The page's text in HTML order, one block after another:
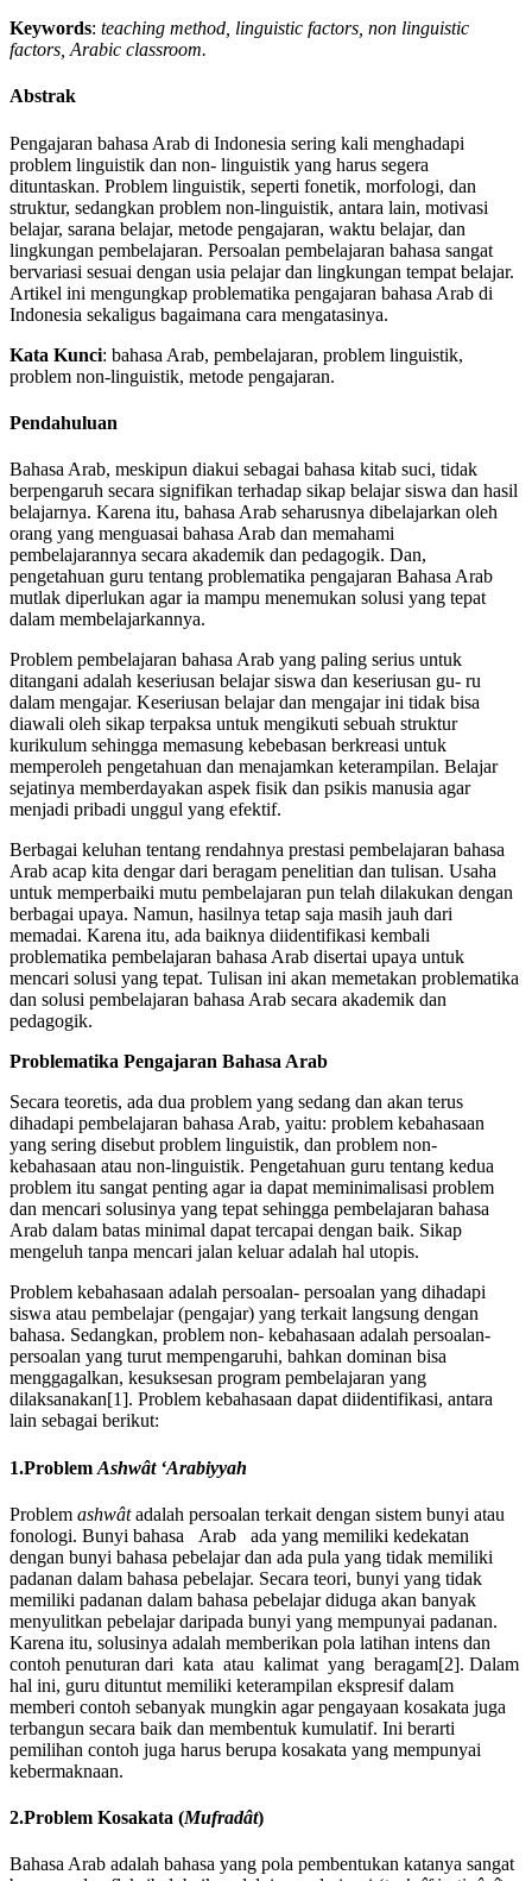
Keywords: teaching method, linguistic factors, non linguistic
factors, Arabic classroom.
Abstrak
Pengajaran bahasa Arab di Indonesia sering kali menghadapi
problem linguistik dan non- linguistik yang harus segera
dituntaskan. Problem linguistik, seperti fonetik, morfologi, dan
struktur, sedangkan problem non-linguistik, antara lain, motivasi
belajar, sarana belajar, metode pengajaran, waktu belajar, dan
lingkungan pembelajaran. Persoalan pembelajaran bahasa sangat
bervariasi sesuai dengan usia pelajar dan lingkungan tempat belajar.
Artikel ini mengungkap problematika pengajaran bahasa Arab di
Indonesia sekaligus bagaimana cara mengatasinya.
Kata Kunci: bahasa Arab, pembelajaran, problem linguistik,
problem non-linguistik, metode pengajaran.
Pendahuluan
Bahasa Arab, meskipun diakui sebagai bahasa kitab suci, tidak
berpengaruh secara signifikan terhadap sikap belajar siswa dan hasil
belajarnya. Karena itu, bahasa Arab seharusnya dibelajarkan oleh
orang yang menguasai bahasa Arab dan memahami
pembelajarannya secara akademik dan pedagogik. Dan,
pengetahuan guru tentang problematika pengajaran Bahasa Arab
mutlak diperlukan agar ia mampu menemukan solusi yang tepat
dalam membelajarkannya.
Problem pembelajaran bahasa Arab yang paling serius untuk
ditangani adalah keseriusan belajar siswa dan keseriusan gu- ru
dalam mengajar. Keseriusan belajar dan mengajar ini tidak bisa
diawali oleh sikap terpaksa untuk mengikuti sebuah struktur
kurikulum sehingga memasung kebebasan berkreasi untuk
memperoleh pengetahuan dan menajamkan keterampilan. Belajar
sejatinya memberdayakan aspek fisik dan psikis manusia agar
menjadi pribadi unggul yang efektif.
Berbagai keluhan tentang rendahnya prestasi pembelajaran bahasa
Arab acap kita dengar dari beragam penelitian dan tulisan. Usaha
untuk memperbaiki mutu pembelajaran pun telah dilakukan dengan
berbagai upaya. Namun, hasilnya tetap saja masih jauh dari
memadai. Karena itu, ada baiknya diidentifikasi kembali
problematika pembelajaran bahasa Arab disertai upaya untuk
mencari solusi yang tepat. Tulisan ini akan memetakan problematika
dan solusi pembelajaran bahasa Arab secara akademik dan
pedagogik.
Problematika Pengajaran Bahasa Arab
Secara teoretis, ada dua problem yang sedang dan akan terus
dihadapi pembelajaran bahasa Arab, yaitu: problem kebahasaan
yang sering disebut problem linguistik, dan problem non-
kebahasaan atau non-linguistik. Pengetahuan guru tentang kedua
problem itu sangat penting agar ia dapat meminimalisasi problem
dan mencari solusinya yang tepat sehingga pembelajaran bahasa
Arab dalam batas minimal dapat tercapai dengan baik. Sikap
mengeluh tanpa mencari jalan keluar adalah hal utopis.
Problem kebahasaan adalah persoalan- persoalan yang dihadapi
siswa atau pembelajar (pengajar) yang terkait langsung dengan
bahasa. Sedangkan, problem non- kebahasaan adalah persoalan-
persoalan yang turut mempengaruhi, bahkan dominan bisa
menggagalkan, kesuksesan program pembelajaran yang
dilaksanakan[1]. Problem kebahasaan dapat diidentifikasi, antara
lain sebagai berikut:
1.Problem Ashwât ʻArabiyyah
Problem ashwâtadalah persoalan terkait dengan sistem bunyi atau
fonologi. Bunyi bahasa Arab ada yang memiliki kedekatan
dengan bunyi bahasa pebelajar dan ada pula yang tidak memiliki
padanan dalam bahasa pebelajar. Secara teori, bunyi yang tidak
memiliki padanan dalam bahasa pebelajar diduga akan banyak
menyulitkan pebelajar daripada bunyi yang mempunyai padanan.
Karena itu, solusinya adalah memberikan pola latihan intens dan
contoh penuturan dari kata atau kalimat yang beragam[2]. Dalam
hal ini, guru dituntut memiliki keterampilan ekspresif dalam
memberi contoh sebanyak mungkin agar pengayaan kosakata juga
terbangun secara baik dan membentuk kumulatif. Ini berarti
pemilihan contoh juga harus berupa kosakata yang mempunyai
kebermaknaan.
2.Problem Kosakata (Mufradât)
Bahasa Arab adalah bahasa yang pola pembentukan katanya sangat